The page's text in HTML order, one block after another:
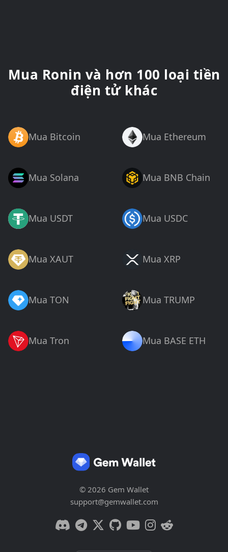
Mua Ronin và hơn 100 loại tiền
điện tử khác
Mua Bitcoin Mua Ethereum
Mua Solana Mua BNB Chain
Mua USDT Mua USDC
Mua XAUT Mua XRP
Mua TON Mua TRUMP
Mua Tron Mua BASE ETH
© 2026 Gem Wallet
support@gemwallet.com